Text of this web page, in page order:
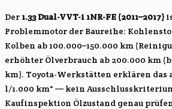
Der 1.33 Dual-VVT-i 1NR-FE (2011–2017)
Problemmotor der Baureihe:
Kolben ab 100.000–150.000 km
erhöhter Ölverbrauch ab 200.000 km
km). Toyota-Werkstätten erklären das
l/1.000 km" — kein
Kaufinspektion Ölzustand genau